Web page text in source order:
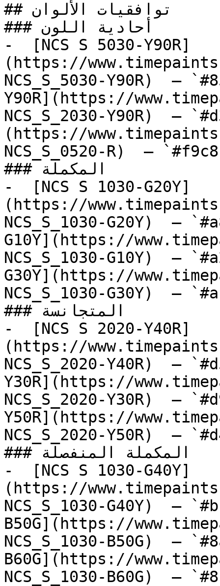
## توافقيات الألوان
### أحادية اللون
-  [NCS S 5030-Y90R]
(https://
NCS_S_5030-Y90R)  —
Y90R](https://
NCS_S_2030-Y90R)  —
(https://
NCS_S_0520-R)  —
### المكملة
-  [NCS S 1030-G20Y]
(https://
NCS_S_1030-G20Y)  —
G10Y](https://
NCS_S_1030-G10Y)  —
G30Y](https://
NCS_S_1030-G30Y)  —
### المتجانسة
-  [NCS S 2020-Y40R]
(https://
NCS_S_2020-Y40R)  —
Y30R](https://
NCS_S_2020-Y30R)  —
Y50R](https://
NCS_S_2020-Y50R)  —
### المكملة المنفصلة
-  [NCS S 1030-G40Y]
(https://
NCS_S_1030-G40Y)  —
B50G](https://
NCS_S_1030-B50G)  —
B60G](https://
NCS_S_1030-B60G)  —